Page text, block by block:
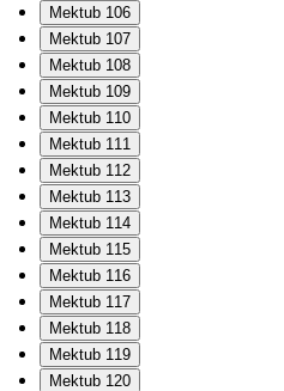
Mektub 106
Mektub 107
Mektub 108
Mektub 109
Mektub 110
Mektub 111
Mektub 112
Mektub 113
Mektub 114
Mektub 115
Mektub 116
Mektub 117
Mektub 118
Mektub 119
Mektub 120